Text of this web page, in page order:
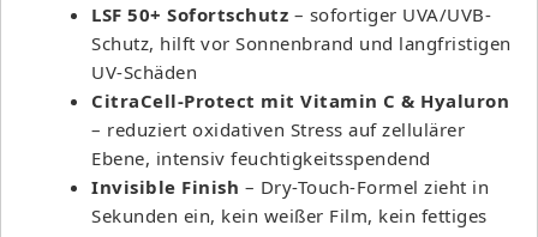
LSF 50+ Sofortschutz – sofortiger UVA/UVB-
Schutz, hilft vor Sonnenbrand und langfristigen
UV-Schäden
CitraCell-Protect mit Vitamin C & Hyaluron
– reduziert oxidativen Stress auf zellulärer
Ebene, intensiv feuchtigkeitsspendend
Invisible Finish – Dry-Touch-Formel zieht in
Sekunden ein, kein weißer Film, kein fettiges